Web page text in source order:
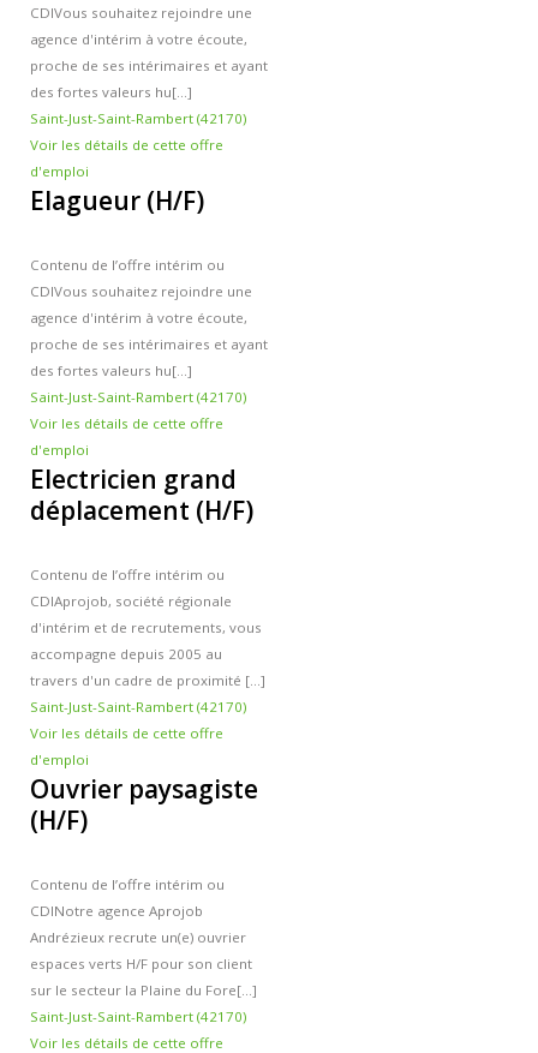
CDIVous souhaitez rejoindre une
agence d'intérim à votre écoute,
proche de ses intérimaires et ayant
des fortes valeurs hu[...]
Saint-Just-Saint-Rambert (42170)
Voir les détails de cette offre
d'emploi
Elagueur (H/F)
Contenu de l’offre intérim ou
CDIVous souhaitez rejoindre une
agence d'intérim à votre écoute,
proche de ses intérimaires et ayant
des fortes valeurs hu[...]
Saint-Just-Saint-Rambert (42170)
Voir les détails de cette offre
d'emploi
Electricien grand
déplacement (H/F)
Contenu de l’offre intérim ou
CDIAprojob, société régionale
d'intérim et de recrutements, vous
accompagne depuis 2005 au
travers d'un cadre de proximité [...]
Saint-Just-Saint-Rambert (42170)
Voir les détails de cette offre
d'emploi
Ouvrier paysagiste
(H/F)
Contenu de l’offre intérim ou
CDINotre agence Aprojob
Andrézieux recrute un(e) ouvrier
espaces verts H/F pour son client
sur le secteur la Plaine du Fore[...]
Saint-Just-Saint-Rambert (42170)
Voir les détails de cette offre